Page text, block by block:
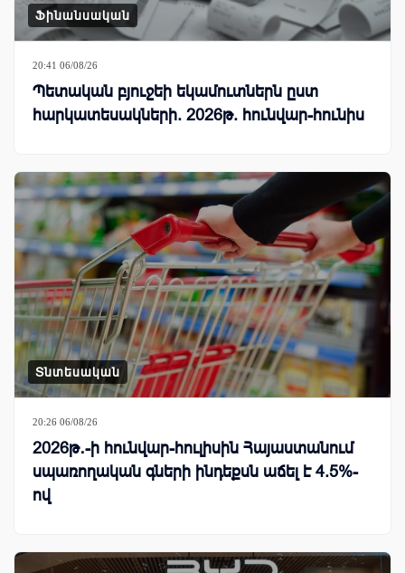
Ֆինանսական
20:41 06/08/26
Պետական բյուջեի եկամուտներն ըստ
հարկատեսակների. 2026թ. հունվար-հունիս
Տնտեսական
20:26 06/08/26
2026թ․-ի հունվար-հուլիսին Հայաստանում
սպառողական գների ինդեքսն աճել է 4.5%-
ով